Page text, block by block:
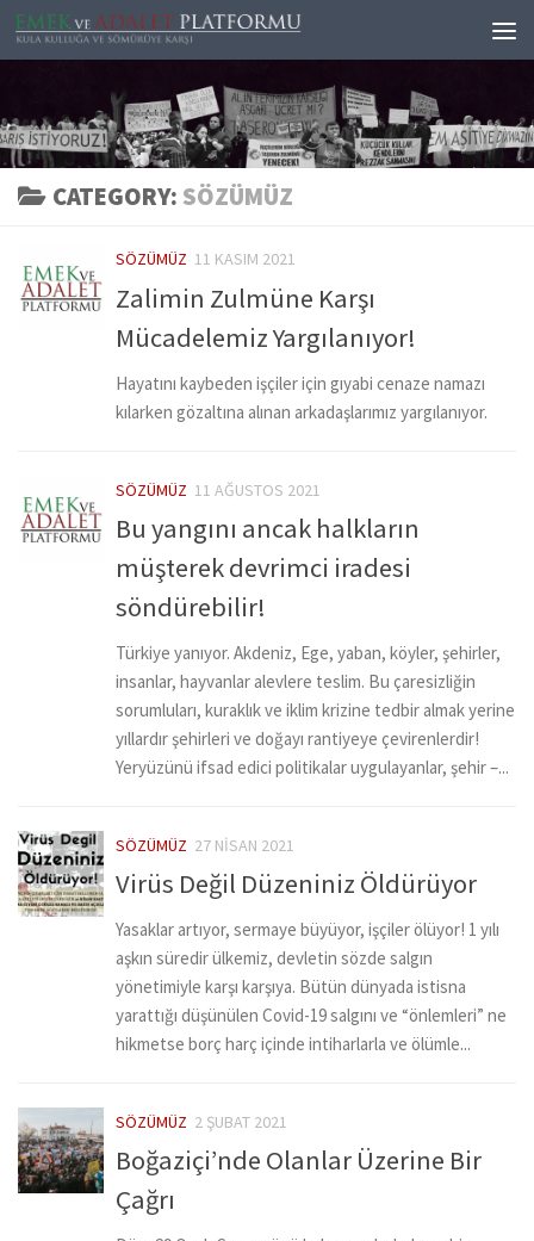
Skip to content
CATEGORY: SÖZÜMÜZ
SÖZÜMÜZ 11 KASIM 2021
Zalimin Zulmüne Karşı
Mücadelemiz Yargılanıyor!
Hayatını kaybeden işçiler için gıyabi cenaze namazı
kılarken gözaltına alınan arkadaşlarımız yargılanıyor.
SÖZÜMÜZ 11 AĞUSTOS 2021
Bu yangını ancak halkların
müşterek devrimci iradesi
söndürebilir!
Türkiye yanıyor. Akdeniz, Ege, yaban, köyler, şehirler,
insanlar, hayvanlar alevlere teslim. Bu çaresizliğin
sorumluları, kuraklık ve iklim krizine tedbir almak yerine
yıllardır şehirleri ve doğayı rantiyeye çevirenlerdir!
Yeryüzünü ifsad edici politikalar uygulayanlar, şehir –...
SÖZÜMÜZ 27 NISAN 2021
Virüs Değil Düzeniniz Öldürüyor
Yasaklar artıyor, sermaye büyüyor, işçiler ölüyor! 1 yılı
aşkın süredir ülkemiz, devletin sözde salgın
yönetimiyle karşı karşıya. Bütün dünyada istisna
yarattığı düşünülen Covid-19 salgını ve “önlemleri” ne
hikmetse borç harç içinde intiharlarla ve ölümle...
SÖZÜMÜZ 2 ŞUBAT 2021
Boğaziçi’nde Olanlar Üzerine Bir
Çağrı